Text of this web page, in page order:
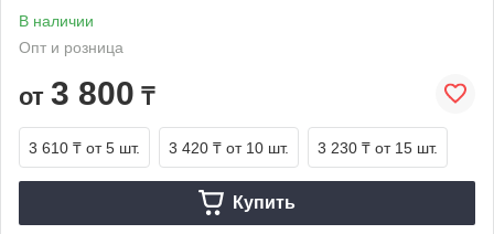
В наличии
Опт и розница
от 3 800 ₸
3 610 ₸ от 5 шт. 3 420 ₸ от 10 шт. 3 230 ₸ от 15 шт.
Купить